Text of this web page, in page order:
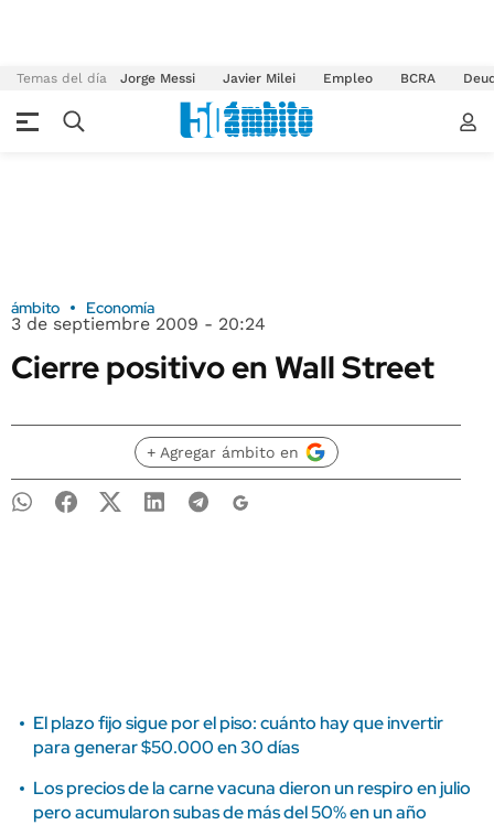
Temas del día Jorge Messi Javier Milei Empleo BCRA
ámbito Economía
3 de septiembre 2009 - 20:24
Cierre positivo en Wall Street
+ Agregar ámbito en
El plazo fijo sigue por el piso: cuánto hay que invertir
para generar $50.000 en 30 días
Los precios de la carne vacuna dieron un respiro en julio
pero acumularon subas de más del 50% en un año